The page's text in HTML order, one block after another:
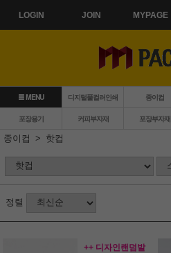
LOGIN JOIN MYPAGE
MENU 디지털풀컬러인쇄 종이컵
포장용기 커피부자재 포장부자재
종이컵
핫컵
정렬
++ 디자인랜덤발